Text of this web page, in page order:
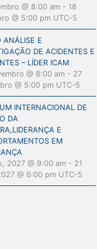
@ 8:00 am - 18
@ 5:00 pm UTC-5
ANÁLISE E
DE ACIDENTES E
– LÍDER ICAM
@ 8:00 am - 27
@ 5:00 pm UTC-5
INTERNACIONAL DE
DA
E
EM
2027 @ 9:00 am - 21
@ 6:00 pm UTC-5